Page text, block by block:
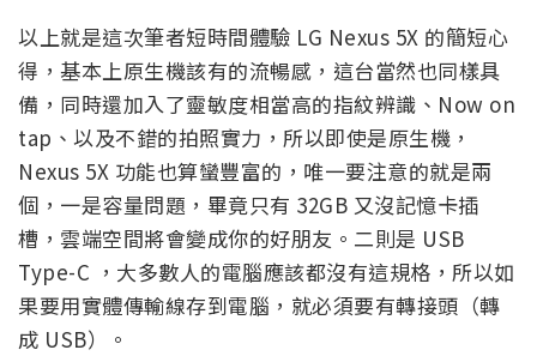
以上就是這次筆者短時間體驗 LG Nexus 5X 的簡短心
得，基本上原生機該有的流暢感，這台當然也同樣具
備，同時還加入了靈敏度相當高的指紋辨識、Now on
tap、以及不錯的拍照實力，所以即使是原生機，
Nexus 5X 功能也算蠻豐富的，唯一要注意的就是兩
個，一是容量問題，畢竟只有 32GB 又沒記憶卡插
槽，雲端空間將會變成你的好朋友。二則是 USB
Type-C ，大多數人的電腦應該都沒有這規格，所以如
果要用實體傳輸線存到電腦，就必須要有轉接頭（轉
成 USB）。